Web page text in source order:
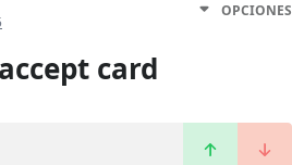
OPCIONES
card